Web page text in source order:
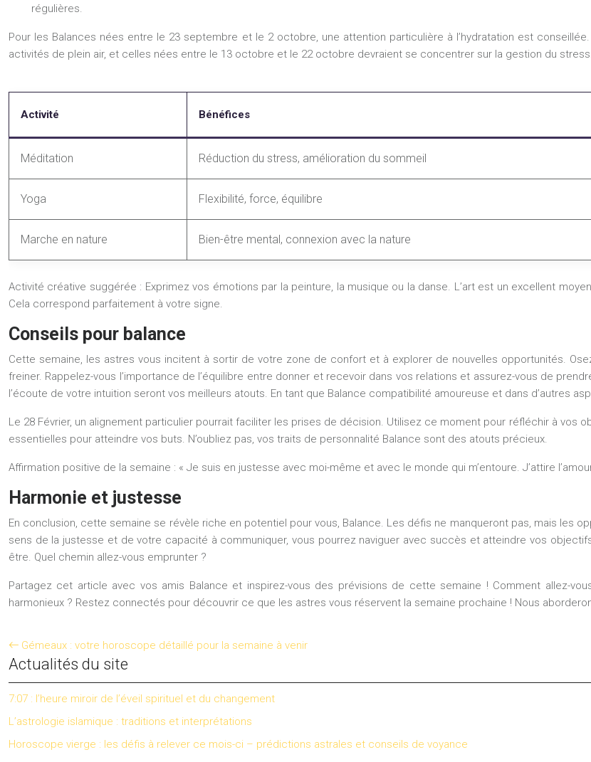
régulières.
Pour les Balances nées entre le 23 septembre et le 2 octobre, une attention particulière à l’hydratation est
activités de plein air, et celles nées entre le 13 octobre et le 22 octobre devraient se concentrer sur la gestion du stress.
Activité Bénéfices
Méditation Réduction du stress, amélioration du sommeil
Yoga Flexibilité, force, équilibre
Marche en nature Bien-être mental, connexion avec la nature
Activité créative suggérée : Exprimez vos émotions par la peinture, la musique ou la danse. L’art est un excellent
Cela correspond parfaitement à votre signe.
Conseils pour balance
Cette semaine, les astres vous incitent à sortir de votre zone de confort et à explorer de nouvelles opportunités.
freiner. Rappelez-vous l’importance de l’équilibre entre donner et recevoir dans vos relations et assurez-vous de
l’écoute de votre intuition seront vos meilleurs atouts. En tant que Balance compatibilité amoureuse et dans d’autres
Le 28 Février, un alignement particulier pourrait faciliter les prises de décision. Utilisez ce moment pour réfléchir à vos
essentielles pour atteindre vos buts. N’oubliez pas, vos traits de personnalité Balance sont des atouts précieux.
Affirmation positive de la semaine : « Je suis en justesse avec moi-même et avec le monde qui m’entoure. J’attire
Harmonie et justesse
En conclusion, cette semaine se révèle riche en potentiel pour vous, Balance. Les défis ne manqueront pas, mais les
sens de la justesse et de votre capacité à communiquer, vous pourrez naviguer avec succès et atteindre vos
être. Quel chemin allez-vous emprunter ?
Partagez cet article avec vos amis Balance et inspirez-vous des prévisions de cette semaine ! Comment allez-
harmonieux ? Restez connectés pour découvrir ce que les astres vous réservent la semaine prochaine ! Nous
Gémeaux : votre horoscope détaillé pour la semaine à venir
Actualités du site
7:07 : l’heure miroir de l’éveil spirituel et du changement
L’astrologie islamique : traditions et interprétations
Horoscope vierge : les défis à relever ce mois-ci – prédictions astrales et conseils de voyance